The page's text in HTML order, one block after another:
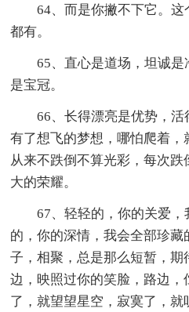
64、而是你撇不下它。这
都有。
65、直心是道场，坦诚是
是宝冠。
66、长得漂亮是优势，活
有了想飞的梦想，哪怕爬着，
从来不跌倒不算光彩，每次
大的荣耀。
67、轻轻的，你的关爱，
的，你的深情，我会全部珍藏
子，相聚，总是那么短暂，期
边，映照过你的笑脸，路边，
了，就望望星空，寂寞了，就